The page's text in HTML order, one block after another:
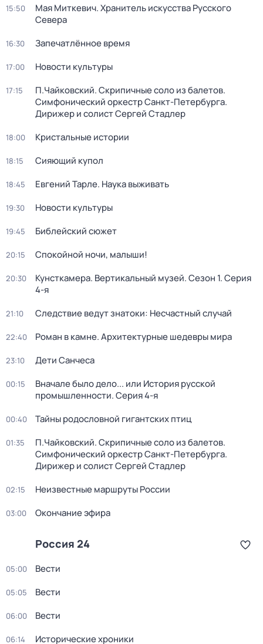
15:50
Мая Миткевич. Хранитель искусства Русского
Севера
16:30 Запечатлённое время
17:00 Новости культуры
17:15
П.Чайковский. Скрипичные соло из балетов.
Симфонический оркестр Санкт-Петербурга.
Дирижер и солист Сергей Стадлер
18:00 Кристальные истории
18:15 Сияющий купол
18:45 Евгений Тарле. Наука выживать
19:30 Новости культуры
19:45 Библейский сюжет
20:15 Спокойной ночи, малыши!
20:30 Кунсткамера. Вертикальный музей. Сезон 1. Серия
4-я
21:10 Следствие ведут знатоки: Несчастный случай
22:40 Роман в камне. Архитектурные шедевры мира
23:10 Дети Санчеса
00:15
Вначале было дело... или История русской
промышленности. Серия 4-я
00:40 Тайны родословной гигантских птиц
01:35
П.Чайковский. Скрипичные соло из балетов.
Симфонический оркестр Санкт-Петербурга.
Дирижер и солист Сергей Стадлер
02:15 Неизвестные маршруты России
03:00 Окончание эфира
Россия 24
05:00 Вести
05:05 Вести
06:00 Вести
06:14 Исторические хроники